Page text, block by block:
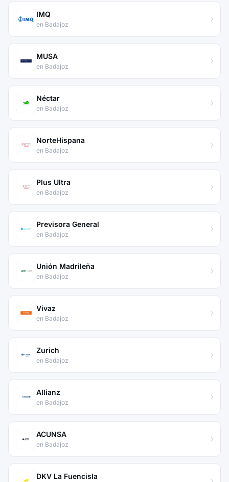
IMQ
en Badajoz
MUSA
en Badajoz
Néctar
en Badajoz
NorteHispana
en Badajoz
Plus Ultra
en Badajoz
Previsora General
en Badajoz
Unión Madrileña
en Badajoz
Vivaz
en Badajoz
Zurich
en Badajoz
Allianz
en Badajoz
ACUNSA
en Badajoz
DKV La Fuencisla